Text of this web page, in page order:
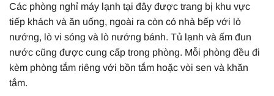
Các phòng nghỉ máy lạnh tại đây được trang bị khu vực
tiếp khách và ăn uống, ngoài ra còn có nhà bếp với lò
nướng, lò vi sóng và lò nướng bánh. Tủ lạnh và ấm đun
nước cũng được cung cấp trong phòng. Mỗi phòng đều đi
kèm phòng tắm riêng với bồn tắm hoặc vòi sen và khăn
tắm.